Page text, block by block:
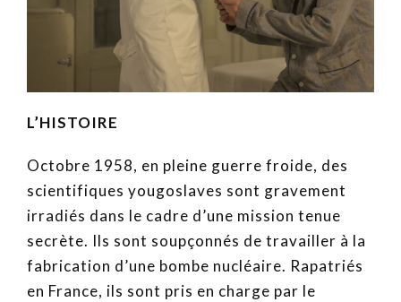
L’HISTOIRE
Octobre 1958, en pleine guerre froide, des
scientifiques yougoslaves sont gravement
irradiés dans le cadre d’une mission tenue
secrète. Ils sont soupçonnés de travailler à la
fabrication d’une bombe nucléaire. Rapatriés
en France, ils sont pris en charge par le